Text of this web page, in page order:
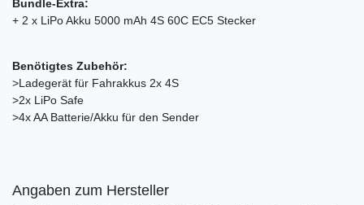
Bundle-Extra:
+ 2 x LiPo Akku 5000 mAh 4S 60C EC5 Stecker
Benötigtes Zubehör:
>Ladegerät für Fahrakkus 2x 4S
>2x LiPo Safe
>4x AA Batterie/Akku für den Sender
Angaben zum Hersteller